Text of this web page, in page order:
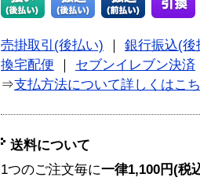
売掛取引(後払い)
銀行振込(後
換宅配便
セブンイレブン決済
⇒支払方法について詳しくはこ
送料について
1つのご注文毎に一律1,100円(税